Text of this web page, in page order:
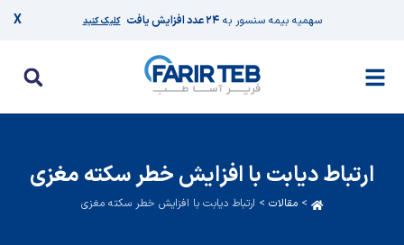
سهمیه بیمه سنسور به۲۴ عدد افزایش یافت کلیک کنید X
ارتباط دیابت با افزایش خطر سکته مغزی
>مقالات > ارتباط دیابت با افزایش خطر سکته مغزی